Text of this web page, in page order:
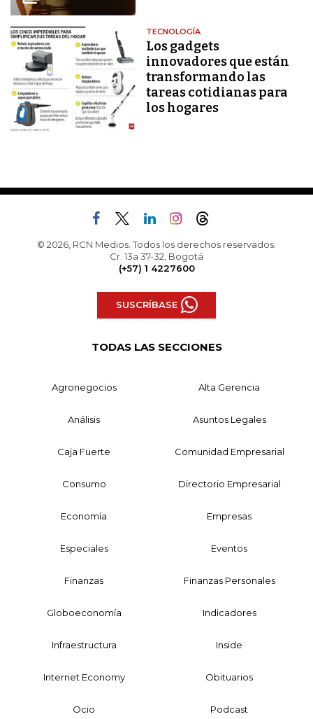
TECNOLOGÍA
Los gadgets
innovadores que están
transformando las
tareas cotidianas para
los hogares
© 2026, RCN Medios. Todos los derechos reservados.
Cr. 13a 37-32, Bogotá
(+57) 1 4227600
SUSCRÍBASE
TODAS LAS SECCIONES
Agronegocios Alta Gerencia
Análisis Asuntos Legales
Caja Fuerte Comunidad Empresarial
Consumo Directorio Empresarial
Economía Empresas
Especiales Eventos
Finanzas Finanzas Personales
Globoeconomía Indicadores
Infraestructura Inside
Internet Economy Obituarios
Ocio Podcast